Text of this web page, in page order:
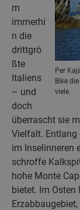
Per
Bike
viele.
m
immerhi
n die
drittgrö
ßte
Italiens
– und
doch
überrascht sie
Vielfalt. Entlang
im Inselinneren
schroffe
hohe Monte
bietet. Im